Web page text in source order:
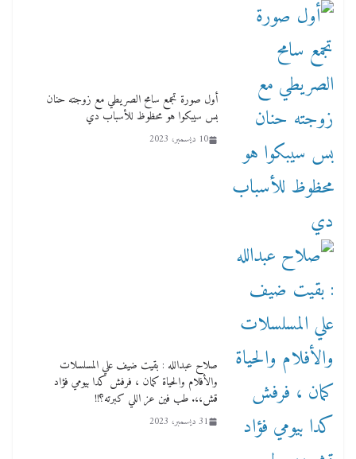
أول صورة تجمع سامح الصريطي مع زوجته حنان
بس سيبكوا هو محظوظ للأسباب دي
10 ديسمبر، 2023
صلاح عبدالله : بقيت ضيف علي المسلسلات
والأفلام والحياة كمان ، فرفش كدا بيومي فؤاد
قش،،. طب فين عز اللي كبرته؟!!
31 ديسمبر، 2023